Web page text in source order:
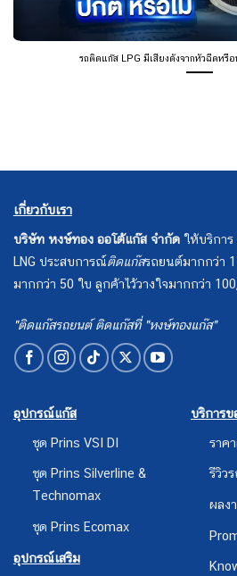
รถติดแก๊ส LPG มีเสียงดังจากหัวฉีดหรื
เกี่ยวกับเรา
บริษัท หงษ์ทอง ออโต้แก๊ส จำกัด ให้บริการ
LNG ประสบการณ์ติดแก๊สรถยนต์มากกว่า
มากกว่า 50 ใบ ลูกค้าไว้วางใจมากกว่า
"ติดแก๊สรถยนต์ ติดแก๊สที่ "หงษ์ทองแก๊ส"
อุปกรณ์แก๊ส
ชุด Prins VSI DI
ชุด Prins Silverline &
Technomax
ชุด Prins Ecomax
อุปกรณ์เสริม
บริการข
ราค
รีวิว
ผลง